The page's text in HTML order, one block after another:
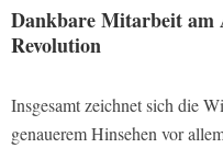
Dankbare Mitarbeit am
Revolution
Insgesamt zeichnet sich die
genauerem Hinsehen vor